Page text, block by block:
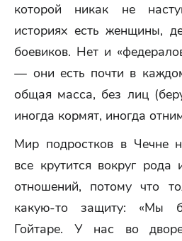
которой никак не
историях есть женщины,
боевиков. Нет и
— они есть почти в
общая масса, без лиц
иногда кормят, иногда
Мир подростков в Чечне
все крутится вокруг
отношений, потому что
какую-то защиту: «Мы
Гойтаре. У нас во